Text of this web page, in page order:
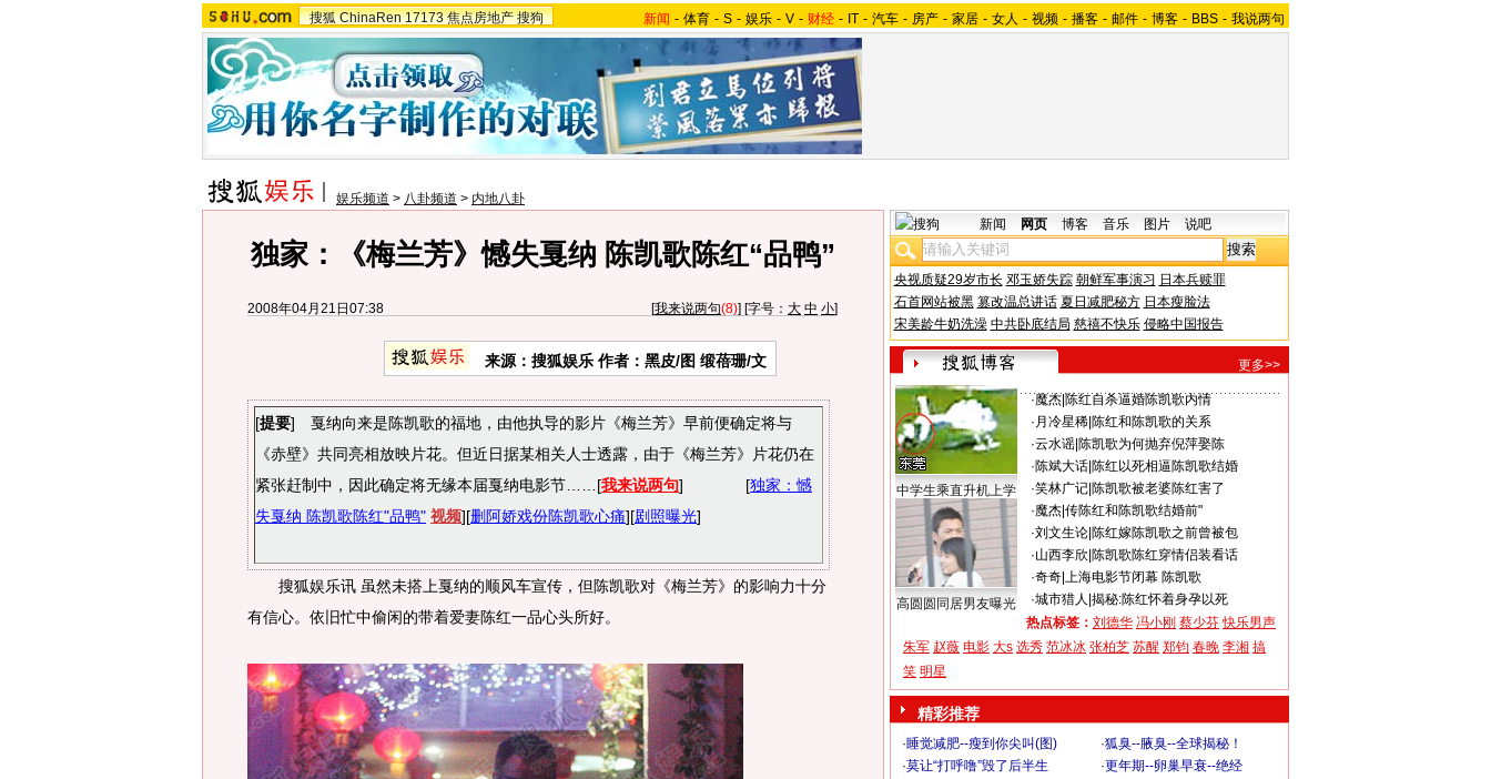
搜狐 ChinaRen 17173 焦点房地产 搜狗 新闻 - 体育 - S - 娱乐 - V - 财经 - IT - 汽车 - 房产 - 家居 - 女人 - 视频 - 播客 - 邮件 - 博客 - BBS - 我说两句
娱乐频道 > 八卦频道 > 内地八卦
独家：《梅兰芳》憾失戛纳 陈凯歌陈红“品鸭”
2008年04月21日07:38 [我来说两句(8)] [字号： 大 中 小]
来源：搜狐娱乐 作者：黑皮/图 缎蓓珊/文
[提要] 戛纳向来是陈凯歌的福地，由他执导的影片《梅兰芳》早前便确定将与
《赤壁》共同亮相放映片花。但近日据某相关人士透露，由于《梅兰芳》片花仍在
紧张赶制中，因此确定将无缘本届戛纳电影节……[我来说两句] [独家：憾
失戛纳 陈凯歌陈红"品鸭" 视频][删阿娇戏份陈凯歌心痛][剧照曝光]
搜狐娱乐讯 虽然未搭上戛纳的顺风车宣传，但陈凯歌对《梅兰芳》的影响力十分
有信心。依旧忙中偷闲的带着爱妻陈红一品心头所好。
新闻 网页 博客 音乐 图片 说吧
央视质疑29岁市长 邓玉娇失踪 朝鲜军事演习 日本兵赎罪
石首网站被黑 篡改温总讲话 夏日减肥秘方 日本瘦脸法
宋美龄牛奶洗澡 中共卧底结局 慈禧不快乐 侵略中国报告
更多>>
中学生乘直升机上学
高圆圆同居男友曝光
·魔杰| 陈红自杀逼婚陈凯歌内情
· 月冷星稀| 陈红和陈凯歌的关系
·云水谣| 陈凯歌为何抛弃倪萍娶陈
·陈斌大话| 陈红以死相逼陈凯歌结婚
·笑林广记| 陈凯歌被老婆陈红害了
·魔杰| 传陈红和陈凯歌结婚前"
·刘文生论| 陈红嫁陈凯歌之前曾被包
·山西李欣 陈凯歌陈红穿情侣装看话
·奇奇| 上海电影节闭幕 陈凯歌
·城市猎人 揭秘:陈红怀着身孕以死
热点标签： 刘德华 冯小刚 蔡少芬 快乐男声
朱军 赵薇 电影 大s 选秀 范冰冰 张柏芝 苏醒 郑钧 春晚 李湘 搞
笑 明星
精彩推荐
·睡觉减肥--瘦到你尖叫(图) ·狐臭--腋臭--全球揭秘！
·莫让“打呼噜”毁了后半生 ·更年期--卵巢早衰--绝经